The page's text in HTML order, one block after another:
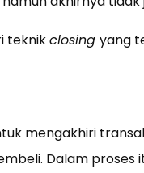
teknikclosing yang
mengakhiri
Dalam proses